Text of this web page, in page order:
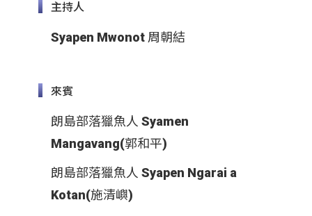
主持人
Syapen Mwonot 周朝結
來賓
朗島部落獵魚人 Syamen
Mangavang(郭和平)
朗島部落獵魚人 Syapen Ngarai a
Kotan(施清嶼)